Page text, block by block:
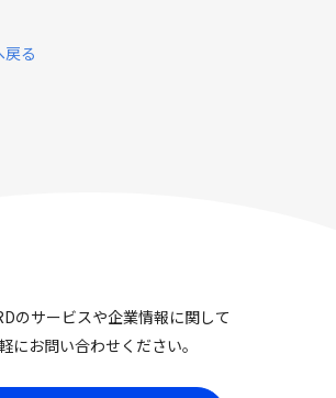
戻る
のサービスや企業情報に関して
にお問い合わせください。